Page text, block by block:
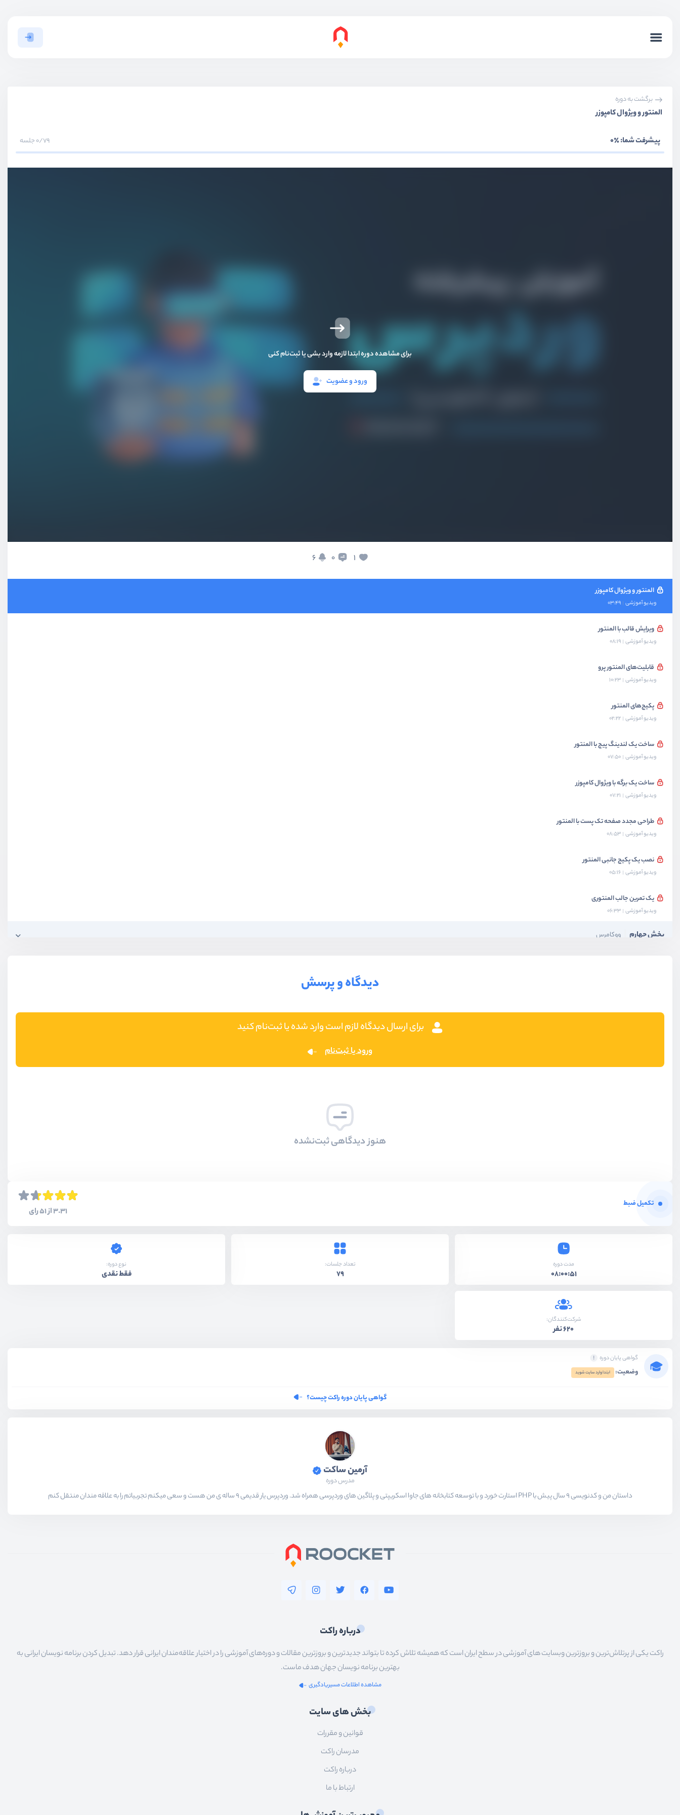
برگشت به دوره
المنتور و ویژوال کامپوزر
پیشرفت شما:٪0 0/79 جلسه
برای مشاهده دوره ابتدا لازمه وارد بشی یا ثبت‌نام کنی
ورود و عضویت
1
0
6
المنتور و ویژوال کامپوزر
ویدیو آموزشی 03:49
ویرایش قالب با المنتور
ویدیو آموزشی 08:19
قابلیت‌های المنتور پرو
ویدیو آموزشی 10:23
پکیج‌های المنتور
ویدیو آموزشی 02:22
ساخت یک لندینگ پیج با المنتور
ویدیو آموزشی 07:50
ساخت یک برگه با ویژوال کامپوزر
ویدیو آموزشی 07:21
طراحی مجدد صفحه تک پست با المنتور
ویدیو آموزشی 08:53
نصب یک پکیج جانبی المنتور
ویدیو آموزشی 05:16
یک تمرین جالب المنتوری
ویدیو آموزشی 06:33
بخش چهارم ووکامرس
دیدگاه و پرسش
برای ارسال دیدگاه لازم است وارد شده یا ثبت‌نام کنید
ورود یا ثبت‌نام
هنوز دیدگاهی ثبت‌نشده
تکمیل ضبط
3.31 از 51 رای
مدت دوره
08:00:51
تعداد جلسات:
79
نوع دوره:
فقط نقدی
شرکت‌کنندگان:
620 نفر
گواهی پایان دوره
وضعیت: ابتدا وارد سایت شوید
گواهی پایان دوره راکت چیست؟
آرمین ساکت
مدرس دوره
داستان من و کدنویسی 9 سال پیش با PHP استارت خورد و با توسعه کتابخانه های جاوا اسکریپتی و پلاگین های وردپرسی همراه شد. وردپرس یار قدیمی 9 ساله ی من هست و سعی میکنم تجربیاتم را به علاقه مندان منتقل کنم
درباره راکت
راکت یکی از پرتلاش‌ترین و بروزترین وبسایت های آموزشی در سطح ایران است که همیشه تلاش کرده تا بتواند جدیدترین و بروزترین مقالات و دوره‌های آموزشی را در اختیار علاقه‌مندان ایرانی قرار دهد. تبدیل کردن برنامه نویسان ایرانی به
بهترین برنامه نویسان جهان هدف ماست.
مشاهده اطلاعات مسیریادگیری
بخش های سایت
قوانین و مقررات
مدرسان راکت
درباره راکت
ارتباط با ما